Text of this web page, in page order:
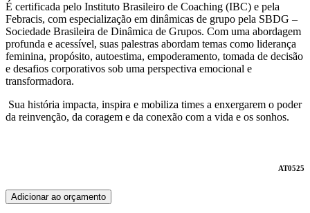
É certificada pelo Instituto Brasileiro de Coaching (IBC) e pela
Febracis, com especialização em dinâmicas de grupo pela SBDG –
Sociedade Brasileira de Dinâmica de Grupos. Com uma abordagem
profunda e acessível, suas palestras abordam temas como liderança
feminina, propósito, autoestima, empoderamento, tomada de decisão
e desafios corporativos sob uma perspectiva emocional e
transformadora.
Sua história impacta, inspira e mobiliza times a enxergarem o poder
da reinvenção, da coragem e da conexão com a vida e os sonhos.
AT0525
Adicionar ao orçamento